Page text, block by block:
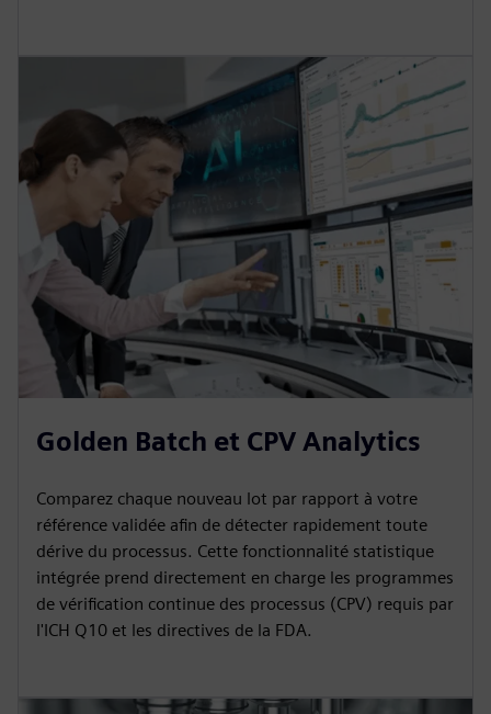
Golden Batch et CPV Analytics
Comparez chaque nouveau lot par rapport à votre
référence validée afin de détecter rapidement toute
dérive du processus. Cette fonctionnalité statistique
intégrée prend directement en charge les programmes
de vérification continue des processus (CPV) requis par
l'ICH Q10 et les directives de la FDA.